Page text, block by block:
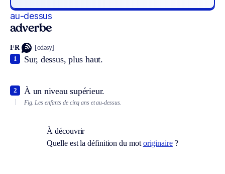
au-dessus
adverbe
FR [odəsy]
Sur, dessus, plus haut.
1
À un niveau supérieur.
2
Fig. Les enfants de cinq ans et au-dessus.
À découvrir
Quelle est la définition du mot originaire?